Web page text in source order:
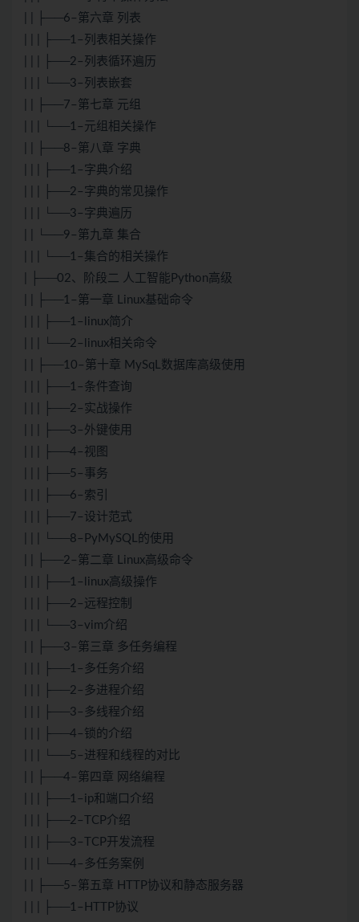
| | ├──6–第六章 列表
| | | ├──1–列表相关操作
| | | ├──2–列表循环遍历
| | | └──3–列表嵌套
| | ├──7–第七章 元组
| | | └──1–元组相关操作
| | ├──8–第八章 字典
| | | ├──1–字典介绍
| | | ├──2–字典的常见操作
| | | └──3–字典遍历
| | └──9–第九章 集合
| | | └──1–集合的相关操作
| ├──02、阶段二 人工智能Python高级
| | ├──1–第一章 Linux基础命令
| | | ├──1–linux简介
| | | └──2–linux相关命令
| | ├──10–第十章 MySqL数据库高级使用
| | | ├──1–条件查询
| | | ├──2–实战操作
| | | ├──3–外键使用
| | | ├──4–视图
| | | ├──5–事务
| | | ├──6–索引
| | | ├──7–设计范式
| | | └──8–PyMySQL的使用
| | ├──2–第二章 Linux高级命令
| | | ├──1–linux高级操作
| | | ├──2–远程控制
| | | └──3–vim介绍
| | ├──3–第三章 多任务编程
| | | ├──1–多任务介绍
| | | ├──2–多进程介绍
| | | ├──3–多线程介绍
| | | ├──4–锁的介绍
| | | └──5–进程和线程的对比
| | ├──4–第四章 网络编程
| | | ├──1–ip和端口介绍
| | | ├──2–TCP介绍
| | | ├──3–TCP开发流程
| | | └──4–多任务案例
| | ├──5–第五章 HTTP协议和静态服务器
| | | ├──1–HTTP协议